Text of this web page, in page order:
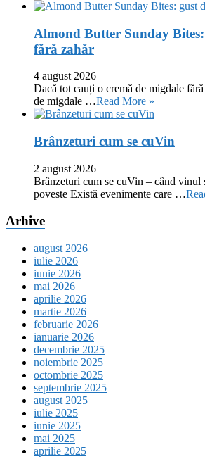
Almond Butter Sunday
fără zahăr
4 august 2026
Dacă tot cauți o cremă de migdale
de migdale …Read More »
Brânzeturi cum se cuVin
2 august 2026
Brânzeturi cum se cuVin – când vinul
poveste Există evenimente care …
Arhive
august 2026
iulie 2026
iunie 2026
mai 2026
aprilie 2026
martie 2026
februarie 2026
ianuarie 2026
decembrie 2025
noiembrie 2025
octombrie 2025
septembrie 2025
august 2025
iulie 2025
iunie 2025
mai 2025
aprilie 2025